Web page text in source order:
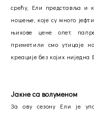
срећу, Ели представља и
ношење, које су много
њихове цене опет
приметили смо утицаје
креације без којих
Јакне са волуменом
За ову сезону Ели је